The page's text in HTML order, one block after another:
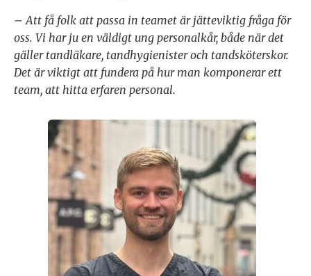
– Att få folk att passa in teamet är jätteviktig fråga för
oss. Vi har ju en väldigt ung personalkår, både när det
gäller tandläkare, tandhygienister och tandsköterskor.
Det är viktigt att fundera på hur man komponerar ett
team, att hitta erfaren personal.